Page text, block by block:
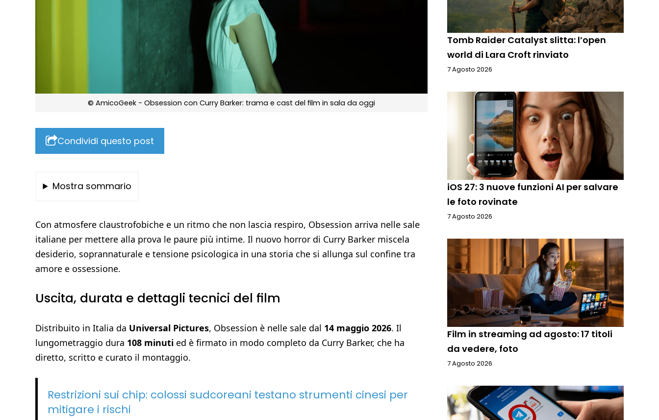
© AmicoGeek - Obsession con Curry Barker: trama e cast del film in sala da oggi
Condividi questo post
Mostra sommario
Con atmosfere claustrofobiche e un ritmo che non lascia respiro, Obsession arriva nelle sale
italiane per mettere alla prova le paure più intime. Il nuovo horror di Curry Barker miscela
desiderio, soprannaturale e tensione psicologica in una storia che si allunga sul confine tra
amore e ossessione.
Uscita, durata e dettagli tecnici del film
Distribuito in Italia da Universal Pictures, Obsession è nelle sale dal 14 maggio 2026. Il
lungometraggio dura 108 minuti ed è firmato in modo completo da Curry Barker, che ha
diretto, scritto e curato il montaggio.
Restrizioni sui chip: colossi sudcoreani testano strumenti cinesi per
mitigare i rischi
Tomb Raider Catalyst slitta: l’open
world di Lara Croft rinviato
7 Agosto 2026
iOS 27: 3 nuove funzioni AI per salvare
le foto rovinate
7 Agosto 2026
Film in streaming ad agosto: 17 titoli
da vedere, foto
7 Agosto 2026